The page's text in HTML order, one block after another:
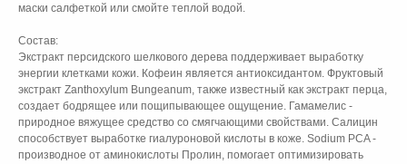
маски салфеткой или смойте теплой водой.
Состав:
Экстракт персидского шелкового дерева поддерживает выработку
энергии клетками кожи. Кофеин является антиоксидантом. Фруктовый
экстракт Zanthoxylum Bungeanum, также известный как экстракт перца,
создает бодрящее или пощипывающее ощущение. Гамамелис -
природное вяжущее средство со смягчающими свойствами. Салицин
способствует выработке гиалуроновой кислоты в коже. Sodium PCA -
производное от аминокислоты Пролин, помогает оптимизировать